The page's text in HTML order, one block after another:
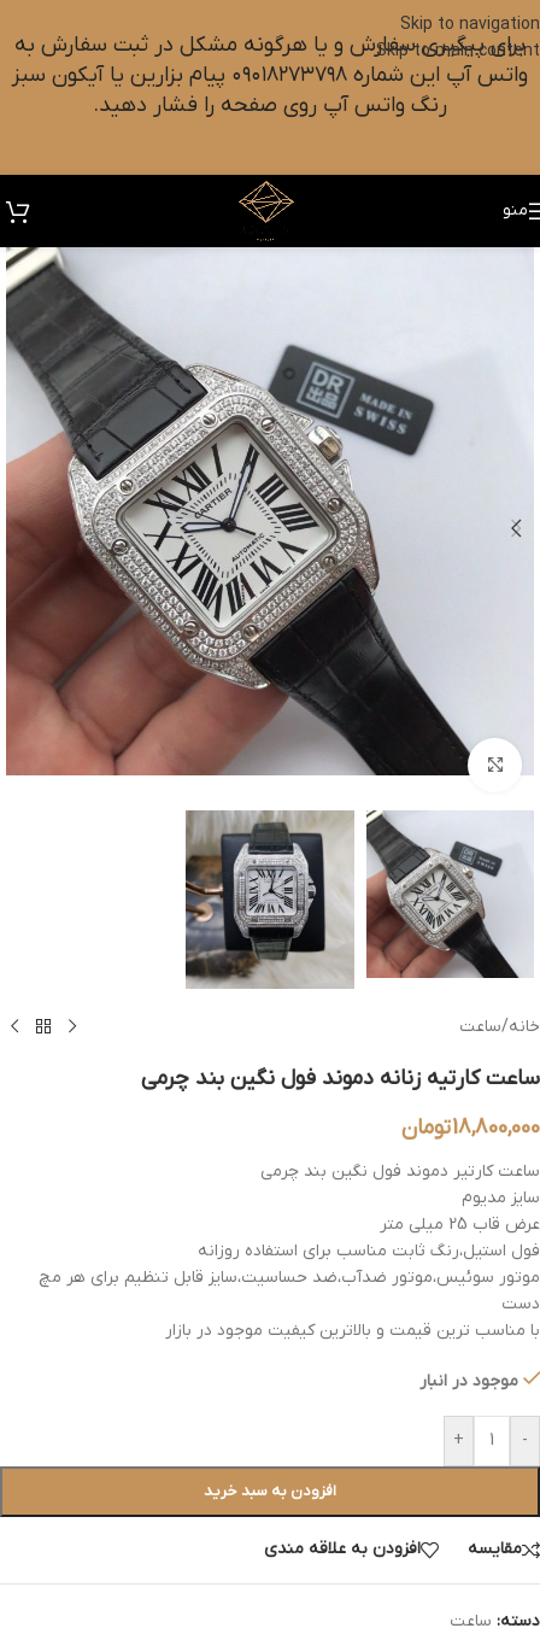
Skip to navigation
Skip to main content
برای پیگیری سفارش و یا هرگونه مشکل در ثبت سفارش به
واتس آپ این شماره ۰۹۰۱۸۲۷۳۷۹۸ پیام بزارین یا آیکون سبز
رنگ واتس آپ روی صفحه را فشار دهید.
منو
بزرگنمایی تصویر
خانه/ساعت
ساعت کارتیه زنانه دموند فول نگین بند چرمی
18,800,000تومان
ساعت کارتیر دموند فول نگین بند چرمی
سایز مدیوم
عرض قاب 25 میلی متر
فول استیل،رنگ ثابت مناسب برای استفاده روزانه
موتور سوئیس،موتور ضدآب،ضد حساسیت،سایز قابل تنظیم برای هر مچ
دست
با مناسب ترین قیمت و بالاترین کیفیت موجود در بازار
موجود در انبار
-
+
افزودن به سبد خرید
مقایسه افزودن به علاقه مندی
دسته: ساعت